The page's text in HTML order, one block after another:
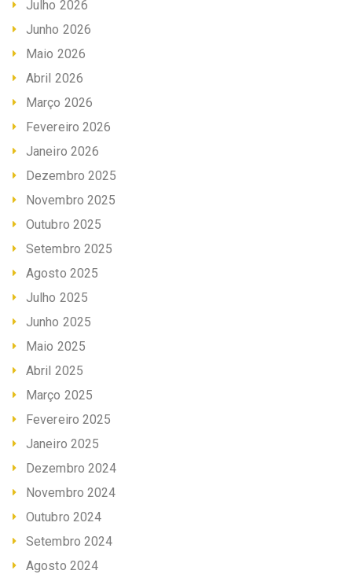
Julho 2026
Junho 2026
Maio 2026
Abril 2026
Março 2026
Fevereiro 2026
Janeiro 2026
Dezembro 2025
Novembro 2025
Outubro 2025
Setembro 2025
Agosto 2025
Julho 2025
Junho 2025
Maio 2025
Abril 2025
Março 2025
Fevereiro 2025
Janeiro 2025
Dezembro 2024
Novembro 2024
Outubro 2024
Setembro 2024
Agosto 2024